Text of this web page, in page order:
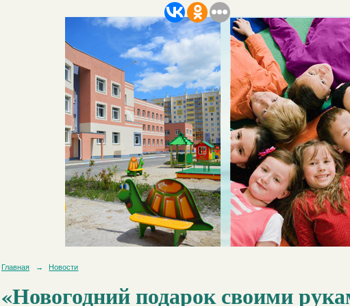
Главная → Новости
«Новогодний подарок своими